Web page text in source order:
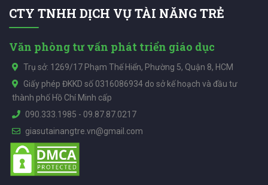
CTY TNHH DỊCH VỤ TÀI NĂNG TRẺ
Văn phòng tư vấn phát triển giáo dục
Trụ sở: 1269/17 Phạm Thế Hiển, Phường 5, Quận 8, HCM
Giấy phép ĐKKD số 0316086934 do sở kế hoạch và đầu tư
thành phố Hồ Chí Minh cấp
090.333.1985 - 09.87.87.0217
giasutainangtre.vn@gmail.com